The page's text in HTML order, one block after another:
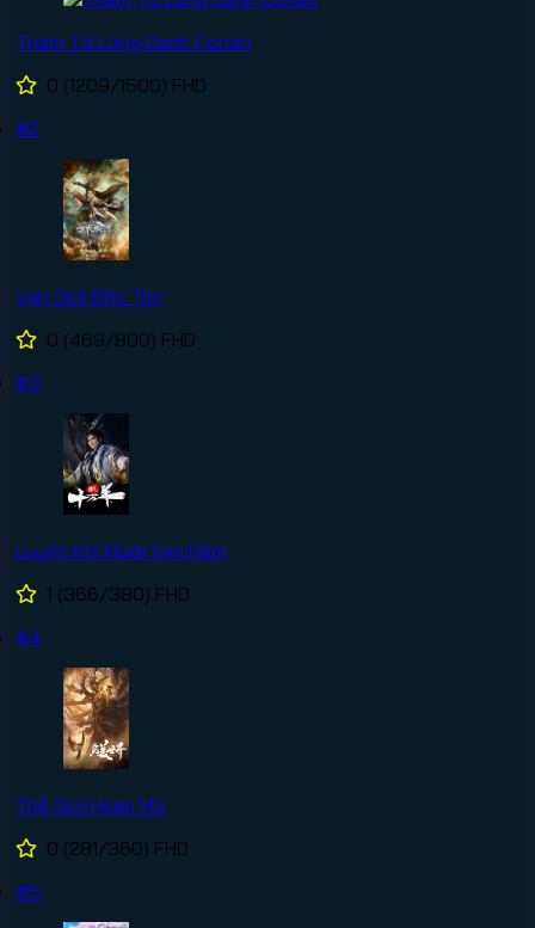
Thám Tử Lừng Danh Conan
0 (1209/1500) FHD
#2
Vạn Giới Độc Tôn
0 (469/800) FHD
#3
Luyện Khí Mười Vạn Năm
1 (366/380) FHD
#4
Thế Giới Hoàn Mỹ
0 (281/360) FHD
#5